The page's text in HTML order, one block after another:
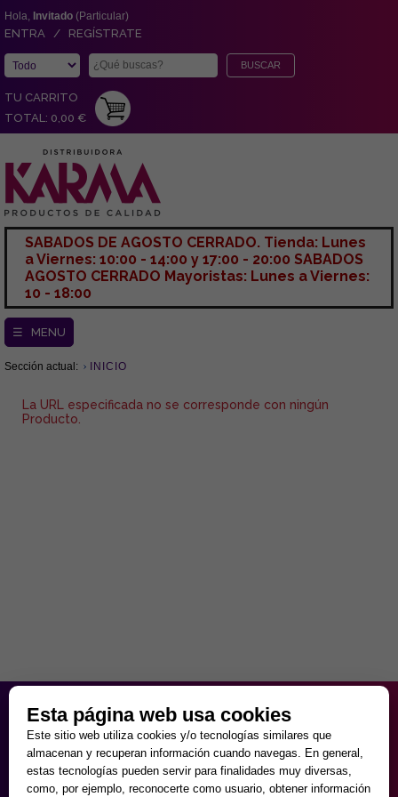
Hola, Invitado (Particular)
ENTRA / REGÍSTRATE
TU CARRITO
TOTAL: 0,00 €
SABADOS DE AGOSTO CERRADO. Tienda: Lunes
a Viernes: 10:00 - 14:00 y 17:00 - 20:00 SABADOS
AGOSTO CERRADO Mayoristas: Lunes a Viernes:
10 - 18:00
☰ MENU
Sección actual: INICIO
La URL especificada no se corresponde con ningún
Producto.
de Lunes a Viernes
9:30 - 20:00
Sábados
10:00 - 14:00 y 17:00 - 20:00
Domingos cerrado.
Esta página web usa cookies
Este sitio web utiliza cookies y/o tecnologías similares que
almacenan y recuperan información cuando navegas. En general,
estas tecnologías pueden servir para finalidades muy diversas,
como, por ejemplo, reconocerte como usuario, obtener información